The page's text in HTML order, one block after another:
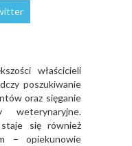
właścicieli
poszukiwanie
oraz sięganie
się również
– opiekunowie